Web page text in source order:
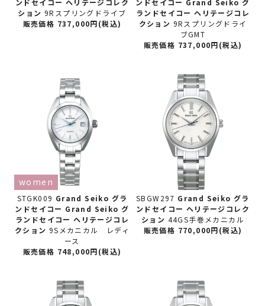
ション9Rスプリングドライブ
販売価格 737,000円(税込)
ランドセイコー ヘリテージコレ
クション 9Rスプリングドライ
ブGMT
販売価格 737,000円(税込)
STGK009 Grand Seiko グラ
ンドセイコー Grand Seiko グ
ランドセイコー ヘリテージコレ
クション 9Sメカニカル レディ
ース
women
販売価格 748,000円(税込)
SBGW297 Grand Seiko グラ
ンドセイコー ヘリテージコレク
ション 44GS手巻メカニカル
販売価格 770,000円(税込)